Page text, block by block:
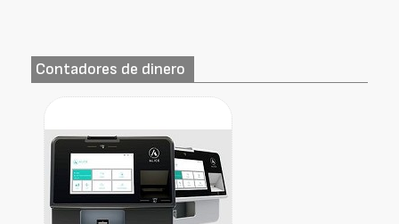
Contadores de dinero